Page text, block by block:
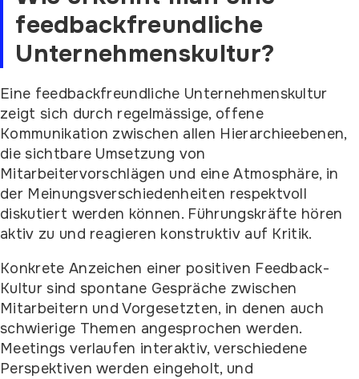
feedbackfreundliche
Unternehmenskultur?
Eine feedbackfreundliche Unternehmenskultur
zeigt sich durch regelmässige, offene
Kommunikation zwischen allen Hierarchieebenen,
die sichtbare Umsetzung von
Mitarbeitervorschlägen und eine Atmosphäre, in
der Meinungsverschiedenheiten respektvoll
diskutiert werden können. Führungskräfte hören
aktiv zu und reagieren konstruktiv auf Kritik.
Konkrete Anzeichen einer positiven Feedback-
Kultur sind spontane Gespräche zwischen
Mitarbeitern und Vorgesetzten, in denen auch
schwierige Themen angesprochen werden.
Meetings verlaufen interaktiv, verschiedene
Perspektiven werden eingeholt, und